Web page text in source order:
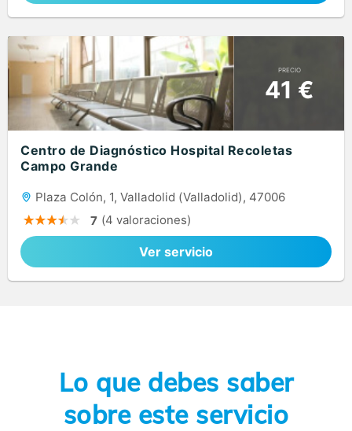
PRECIO
41 €
Centro de Diagnóstico Hospital Recoletas
Campo Grande
Plaza Colón, 1, Valladolid (Valladolid), 47006
7 (4 valoraciones)
Ver servicio
Lo que debes saber
sobre este servicio